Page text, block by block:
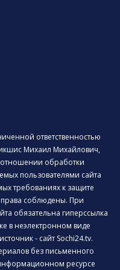
ответственностью
Михаил Михайлович,
обработки
пользователями сайта
требованиях к защите
соблюдены. При
обязательна гиперссылка
в неэлектронном виде
- сайт Sochi24.tv.
без письменного
ресурсе